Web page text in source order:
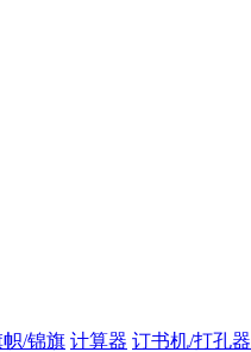
帜/锦旗 计算器 订书机/打孔器